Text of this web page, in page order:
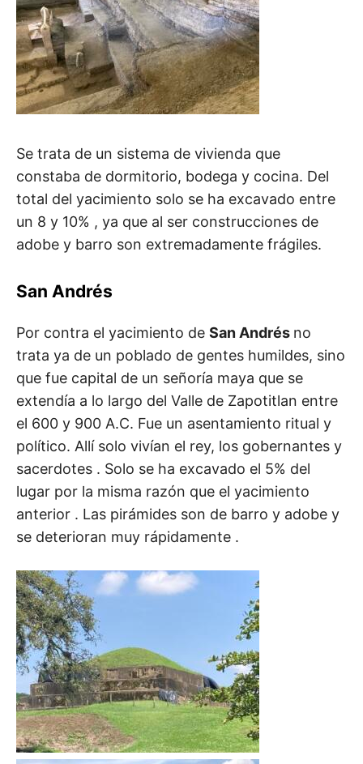
Se trata de un sistema de vivienda que
constaba de dormitorio, bodega y cocina. Del
total del yacimiento solo se ha excavado entre
un 8 y 10% , ya que al ser construcciones de
adobe y barro son extremadamente frágiles.
San Andrés
Por contra el yacimiento de San Andrés no
trata ya de un poblado de gentes humildes, sino
que fue capital de un señoría maya que se
extendía a lo largo del Valle de Zapotitlan entre
el 600 y 900 A.C. Fue un asentamiento ritual y
político. Allí solo vivían el rey, los gobernantes y
sacerdotes . Solo se ha excavado el 5% del
lugar por la misma razón que el yacimiento
anterior . Las pirámides son de barro y adobe y
se deterioran muy rápidamente .